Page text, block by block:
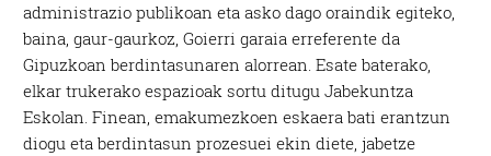
administrazio publikoan eta asko dago oraindik egiteko,
baina, gaur-gaurkoz, Goierri garaia erreferente da
Gipuzkoan berdintasunaren alorrean. Esate baterako,
elkar trukerako espazioak sortu ditugu Jabekuntza
Eskolan. Finean, emakumezkoen eskaera bati erantzun
diogu eta berdintasun prozesuei ekin diete, jabetze